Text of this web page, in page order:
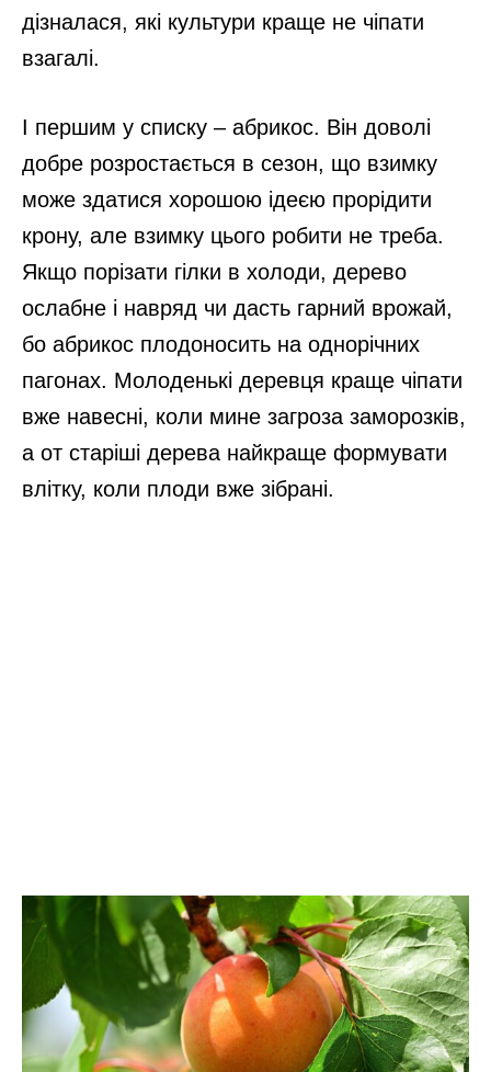
дізналася, які культури краще не чіпати
взагалі.
І першим у списку – абрикос. Він доволі
добре розростається в сезон, що взимку
може здатися хорошою ідеєю прорідити
крону, але взимку цього робити не треба.
Якщо порізати гілки в холоди, дерево
ослабне і навряд чи дасть гарний врожай,
бо абрикос плодоносить на однорічних
пагонах. Молоденькі деревця краще чіпати
вже навесні, коли мине загроза заморозків,
а от старіші дерева найкраще формувати
влітку, коли плоди вже зібрані.